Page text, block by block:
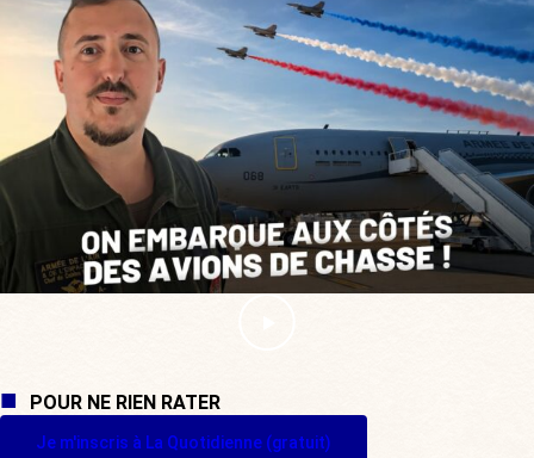
POUR NE RIEN RATER
Je m'inscris à La Quotidienne (gratuit)